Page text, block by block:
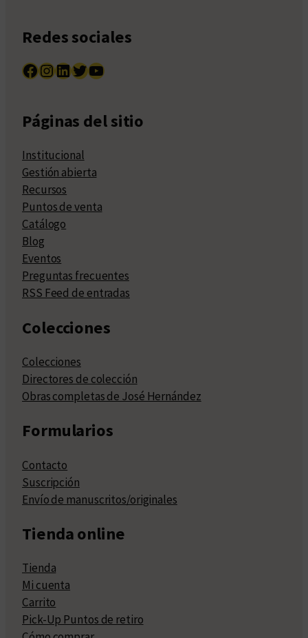
Redes sociales
Facebook InstagramLinkedIn Twitter YouTube
Páginas del sitio
Institucional
Gestión abierta
Recursos
Puntos de venta
Catálogo
Blog
Eventos
Preguntas frecuentes
RSS Feed de entradas
Colecciones
Colecciones
Directores de colección
Obras completas de José Hernández
Formularios
Contacto
Suscripción
Envío de manuscritos/originales
Tienda online
Tienda
Mi cuenta
Carrito
Pick-Up Puntos de retiro